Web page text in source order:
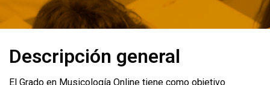
Descripción general
El Grado en Musicología Online tiene como objetivo